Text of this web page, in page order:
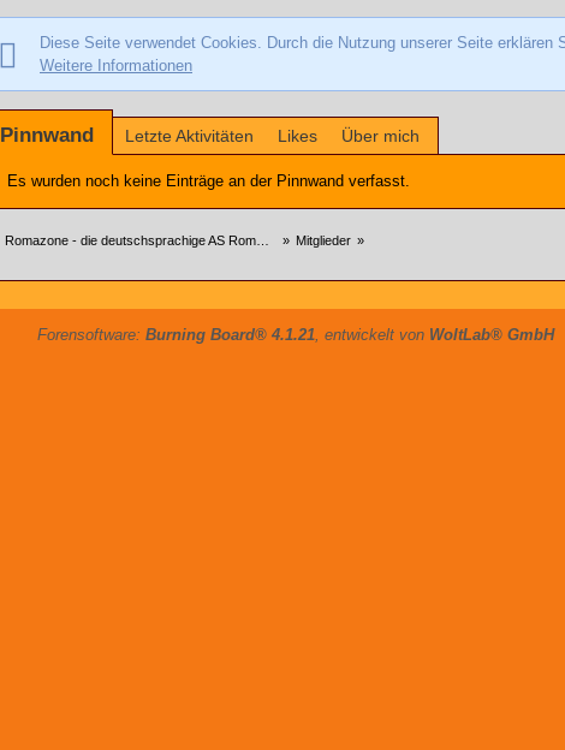
Diese Seite verwendet Cookies. Durch die Nutzung unserer Seite
Weitere Informationen
Pinnwand Letzte Aktivitäten Likes Über mich
Es wurden noch keine Einträge an der Pinnwand verfasst.
Romazone - die deutschsprachige AS Roma Community » Mitglieder »
Forensoftware: Burning Board® 4.1.21, entwickelt von WoltLab® GmbH